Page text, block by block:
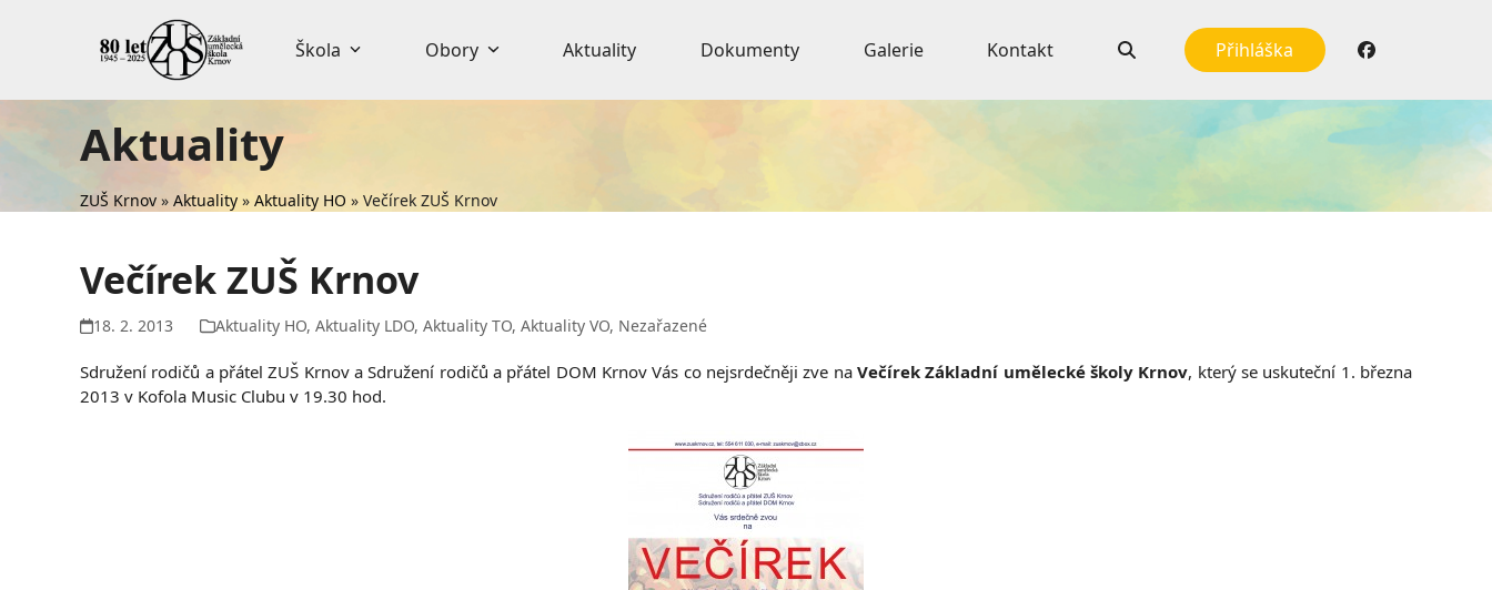
Škola Obory Aktuality Dokumenty Galerie Kontakt Přihláška
Aktuality
ZUŠ Krnov » Aktuality » Aktuality HO » Večírek ZUŠ Krnov
Večírek ZUŠ Krnov
18. 2. 2013 Aktuality HO,Aktuality LDO,Aktuality TO,Aktuality VO, Nezařazené
Sdružení rodičů a přátel ZUŠ Krnov a Sdružení rodičů a přátel DOM Krnov Vás co nejsrdečněji zve na Večírek Základní umělecké školy Krnov, který se uskuteční 1. března
2013 v Kofola Music Clubu v 19.30 hod.